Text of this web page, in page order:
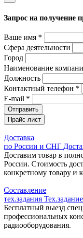
Запрос на получение
Ваше имя *
Сфера деятельности
Город
Наименование
Должность
Контактный телефон *
E-mail *
Отправить
Прайс-лист
Доставка
по России и СНГ
Доставим товар в
России. Стоимость
конкретному товару и
Составление
тех.задания Тех.задание
Бесплатный выезд
профессиональных
радиооборудования.